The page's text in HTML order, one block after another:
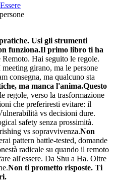
Usi gli strumenti
funziona.Il primo libro ti ha
Hai seguito le regole.
girano, ma le persone
consegna, ma qualcuno sta
ma manca l'anima.Questo
regole, verso la trasformazione
che preferiresti evitare: il
vs decisioni dure.
safety senza prossimità.
vs sopravvivenza.Non
pattern battle-tested, domande
radicale su quando il remoto
all'essere. Da Shu a Ha. Oltre
Non ti prometto risposte. Ti